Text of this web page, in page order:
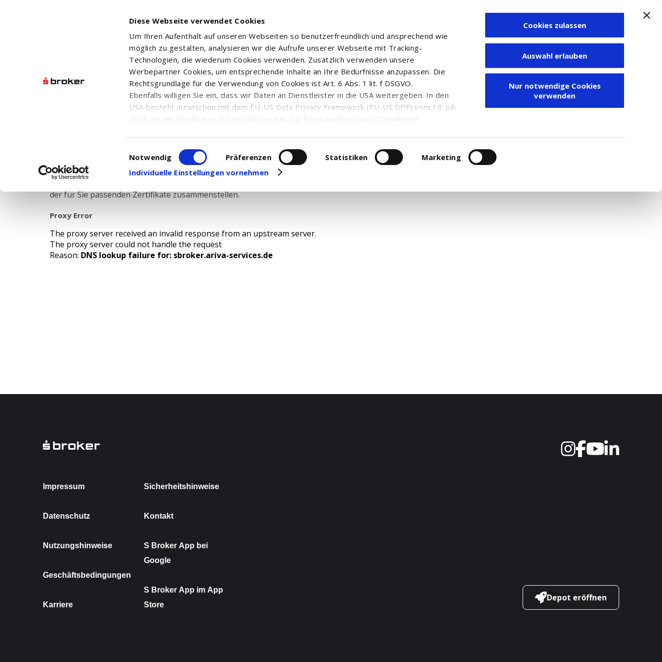
Diese Webseite verwendet Cookies
Um Ihren Aufenthalt auf unseren Webseiten so benutzerfreundlich und ansprechend wie
möglich zu gestalten, analysieren wir die Aufrufe unserer Webseite mit Tracking-
Technologien, die wiederum Cookies verwenden. Zusätzlich verwenden unsere
Werbepartner Cookies, um entsprechende Inhalte an Ihre Bedürfnisse anzupassen. Die
Rechtsgrundlage für die Verwendung von Cookies ist Art. 6 Abs. 1 lit. f DSGVO.
Ebenfalls willigen Sie ein, dass wir Daten an Dienstleister in die USA weitergeben. In den
USA besteht inzwischen mit dem EU-US Data Privacy Framework (EU-US DPF) vom 10. Juli
2023 ein vergleichbares Datenschutzniveau zur Europäischen Union. Detaillierte
in den USA, finden Sie auf unserer Seite zumDatenschutz. Dort können Sie Ihre
Einwilligung auch jederzeit widerrufen oder anpassen.
Einwilligungsauswahl
Notwendig Präferenzen Statistiken
Marketing
Individuelle Einstellungen vornehmen
Cookies zulassen
Auswahl erlauben
Nur notwendige Cookies
verwenden
Zum Depot
Anlagezertifikatefinder
Der Sparkassen Broker bietet Ihnen eine große Auswahl an Zertifikaten. Mit Hilfe unserer Anlagezertifikate Suche können Sie sich einfach eine Liste
der für Sie passenden Zertifikate zusammenstellen.
Proxy Error
The proxy server received an invalid response from an upstream server.
The proxy server could not handle the request
Reason: DNS lookup failure for: sbroker.ariva-services.de